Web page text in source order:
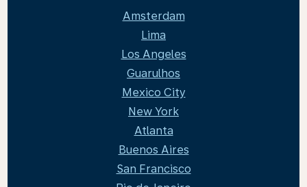
Amsterdam
Lima
Los Angeles
Guarulhos
Mexico City
New York
Atlanta
Buenos Aires
San Francisco